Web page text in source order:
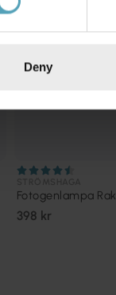
Deny
Fotogenlampa
398 kr